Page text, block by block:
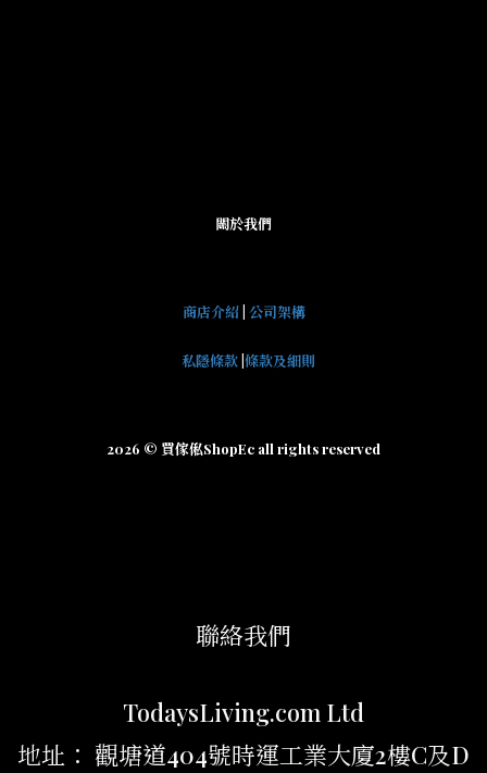
關於我們
商店介紹| 公司架構
私隱條款 條款及細則
2026 © 買傢俬ShopEc all rights reserved
聯絡我們
TodaysLiving.com Ltd
地址： 觀塘道404號時運工業大廈2樓C及D